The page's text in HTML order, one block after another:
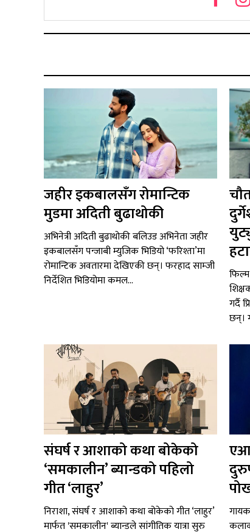
जहीर इकबालसँग रोमान्टिक
मुडमा अदिती बुढाथोकी
अभिनेत्री अदिती बुढाथोकी बलिउड अभिनेता जहीर
इकबालसँग पन्जाबी म्युजिक भिडियो ‘फरिश्ता’मा
रोमान्टिक अवतारमा देखिएकी छन्। फरहाद साम्जी
निर्देशित भिडियोमा कमल...
गर्दै
छन्।
संघर्ष र आशाको कथा बोकेको
‘समकालीन’ ब्यान्डको पहिलो
गीत ‘लाहुर’
निराशा, संघर्ष र आशाको कथा बोकेको गीत ‘लाहुर’
मार्फत 'समकालीन' ब्यान्डले सांगीतिक यात्रा सुरु